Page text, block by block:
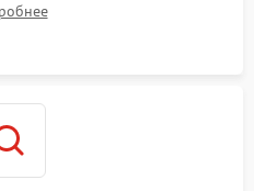
проводки и контактов.